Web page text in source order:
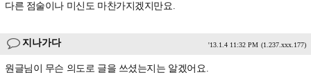
다른 점술이나 미신도 마찬가지겠지만요.
지나가다 '13.1.4 11:32 PM (1.237.xxx.177)
원글님이 무슨 의도로 글을 쓰셨는지는 알겠어요.